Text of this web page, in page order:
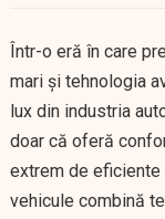
Într-o eră în care
mari și tehnologia
lux din industria
doar că oferă
extrem de eficiente
vehicule combină